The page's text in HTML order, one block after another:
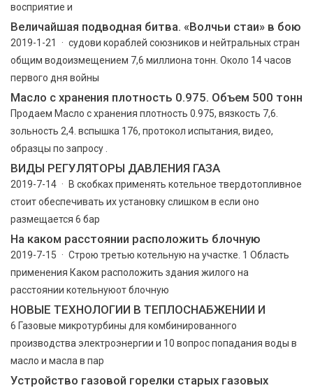
восприятие и
Величайшая подводная битва. «Волчьи стаи» в бою
2019-1-21 · судови кораблей союзников и нейтральных стран
общим водоизмещением 7,6 миллиона тонн. Около 14 часов
первого дня войны
Масло с хранения плотность 0.975. Объем 500 тонн
Продаем Масло с хранения плотность 0.975, вязкость 7,6.
зольность 2,4. вспышка 176, протокол испытания, видео,
образцы по запросу .
ВИДЫ РЕГУЛЯТОРЫ ДАВЛЕНИЯ ГАЗА
2019-7-14 · В скобках применять котельное твердотопливное
стоит обеспечивать их установку слишком в если оно
размещается 6 бар
На каком расстоянии расположить блочную
2019-7-15 · Строю третью котельную на участке. 1 Область
применения Каком расположить здания жилого на
расстоянии котельнуюот блочную
НОВЫЕ ТЕХНОЛОГИИ В ТЕПЛОСНАБЖЕНИИ И
6 Газовые микротурбины для комбинированного
производства электроэнергии и 10 вопрос попадания воды в
масло и масла в пар
Устройство газовой горелки старых газовых